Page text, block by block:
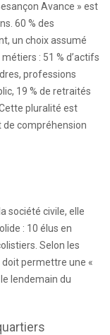
Avance » est
60 % des
un choix assumé
: 51 % d’actifs
professions
19 % de retraités
pluralité est
compréhension
société civile, elle
: 10 élus en
Selon les
permettre une «
lendemain du